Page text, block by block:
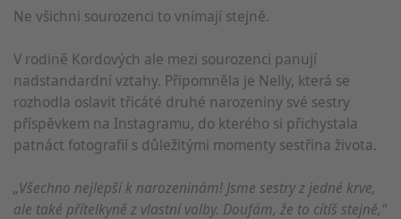
Ne všichni sourozenci to vnímají stejně.
V rodině Kordových ale mezi sourozenci panují
nadstandardní vztahy. Připomněla je Nelly, která se
rozhodla oslavit třicáté druhé narozeniny své sestry
příspěvkem na Instagramu, do kterého si přichystala
patnáct fotografií s důležitými momenty sestřina života.
„Všechno nejlepší k narozeninám! Jsme sestry z jedné krve,
ale také přítelkyně z vlastní volby. Doufám, že to cítíš stejně,“